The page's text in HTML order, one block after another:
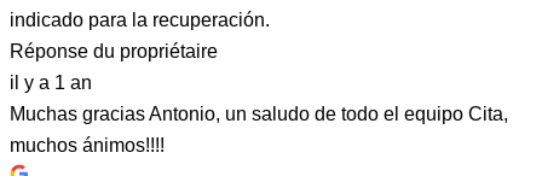
indicado para la recuperación.
Réponse du propriétaire
il y a 1 an
Muchas gracias Antonio, un saludo de todo el equipo Cita,
muchos ánimos!!!!